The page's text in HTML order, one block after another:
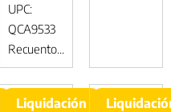
UPC:
QCA9533
Recuento...
Liquidación